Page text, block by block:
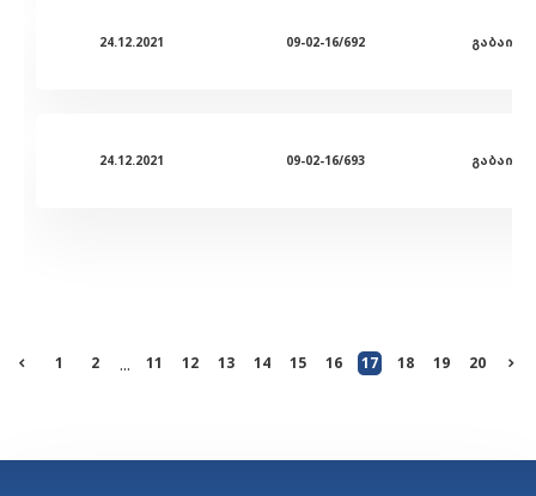
24.12.2021 09-02-16/692
24.12.2021 09-02-16/693
1 2 ... 11 12 13 14 15 16 17 18 19 20